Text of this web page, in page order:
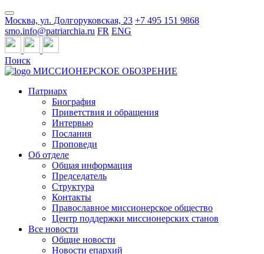
Москва, ул. Долгоруковская, 23 +7 495 151 9868
smo.info@patriarchia.ru FR ENG
Поиск
МИССИОНЕРСКОЕ ОБОЗРЕНИЕ
Патриарх
Биография
Приветствия и обращения
Интервью
Послания
Проповеди
Об отделе
Общая информация
Председатель
Структура
Контакты
Православное миссионерское общество
Центр поддержки миссионерских станов
Все новости
Общие новости
Новости епархий